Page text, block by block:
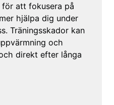
att fokusera på
hjälpa dig under
Träningsskador kan
och
direkt efter långa